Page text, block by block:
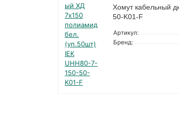
Хомут кабельный
50-K01-F
Артикул:
Бренд: